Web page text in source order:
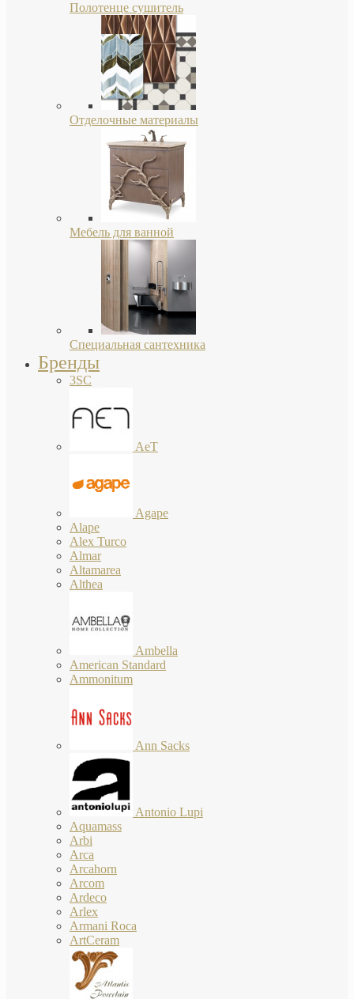
Полотенце сушитель
Отделочные материалы
Мебель для ванной
Специальная сантехника
Бренды
3SC
AeT
Agape
Alape
Alex Turco
Almar
Altamarea
Althea
Ambella
American Standard
Ammonitum
Ann Sacks
Antonio Lupi
Aquamass
Arbi
Arca
Arcahorn
Arcom
Ardeco
Arlex
Armani Roca
ArtCeram